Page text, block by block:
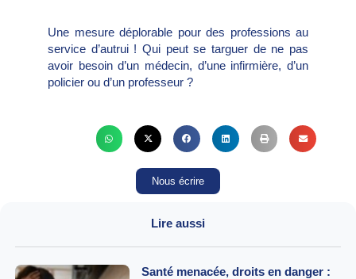
Une mesure déplorable pour des professions au
service d’autrui ! Qui peut se targuer de ne pas
avoir besoin d’un médecin, d’une infirmière, d’un
policier ou d’un professeur ?
Nous écrire
Lire aussi
Santé menacée, droits en danger :